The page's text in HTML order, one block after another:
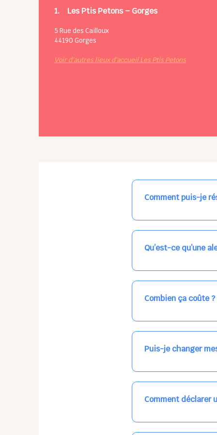
1. Les Ptis Petons – Gorges
5 Rue des Cailloux
44190 Gorges
Voir d'autres lieux d'accueil Les Ptis Petons
Comment puis-je
Nos places libres au
qui vous intéresse,
Qu’est-ce qu’une
Vous avez besoin
les places disponibles
Combien ça coûte ?
Votre accueil est
habituel. N'hésitez
Puis-je changer
Dans votre profil
email, par SMS, par
Comment déclarer
Signalez une absence
ou